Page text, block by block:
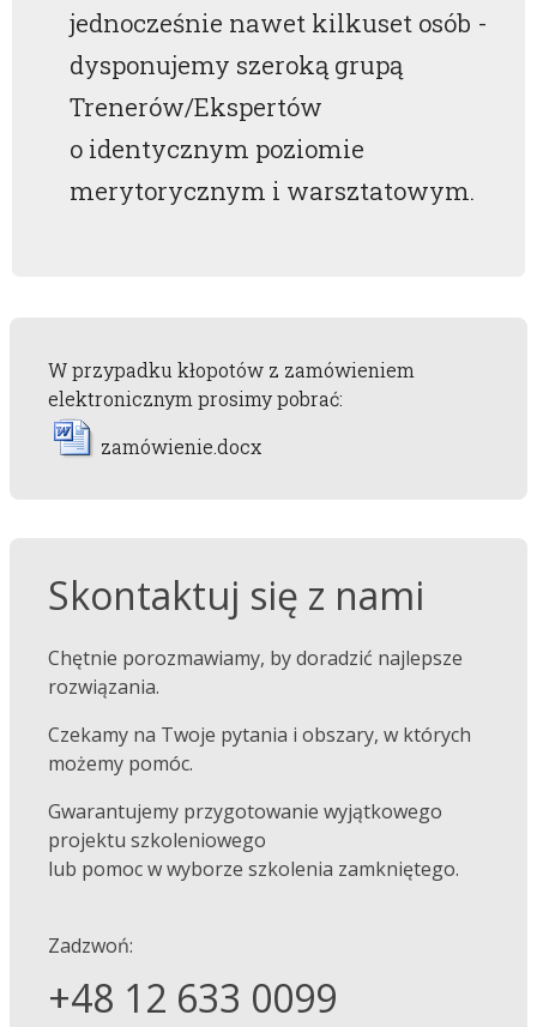
jednocześnie nawet kilkuset osób -
dysponujemy szeroką grupą
Trenerów/Ekspertów
o identycznym poziomie
merytorycznym i warsztatowym.
W przypadku kłopotów z zamówieniem
elektronicznym prosimy pobrać:
zamówienie.docx
Skontaktuj się z nami
Chętnie porozmawiamy, by doradzić najlepsze
rozwiązania.
Czekamy na Twoje pytania i obszary, w których
możemy pomóc.
Gwarantujemy przygotowanie wyjątkowego
projektu szkoleniowego
lub pomoc w wyborze szkolenia zamkniętego.
Zadzwoń:
+48 12 633 0099